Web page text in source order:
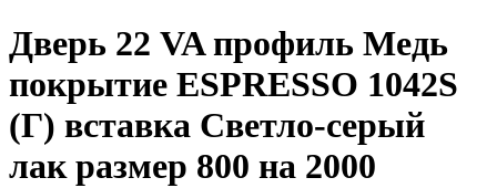
Дверь 22 VA профиль Медь
покрытие ESPRESSO 1042S
(Г) вставка Светло-серый
лак размер 800 на 2000